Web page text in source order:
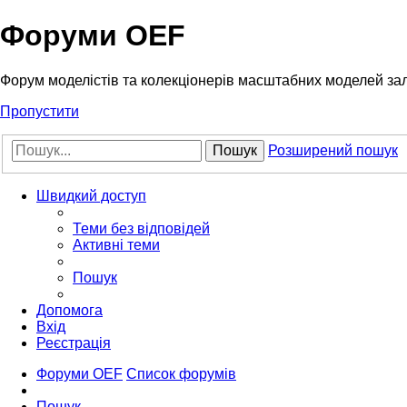
Форуми OEF
Форум моделістів та колекціонерів масштабних моделей
Пропустити
Пошук Розширений пошук
Швидкий доступ
Теми без відповідей
Активні теми
Пошук
Допомога
Вхід
Реєстрація
Форуми OEF Список форумів